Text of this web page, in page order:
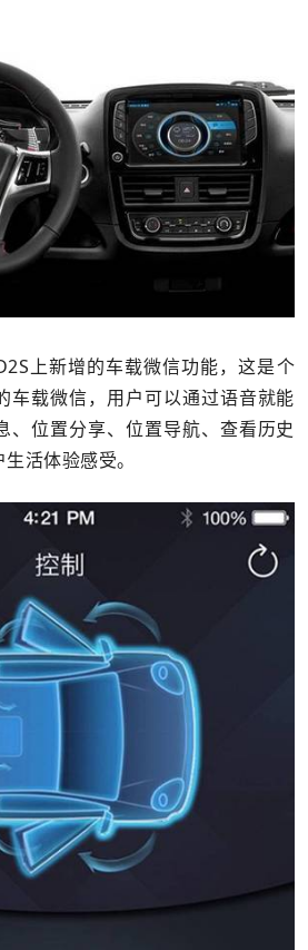
上新增的车载微信功能，这是个
车载微信，用户可以通过语音就能
、位置分享、位置导航、查看历史
活体验感受。